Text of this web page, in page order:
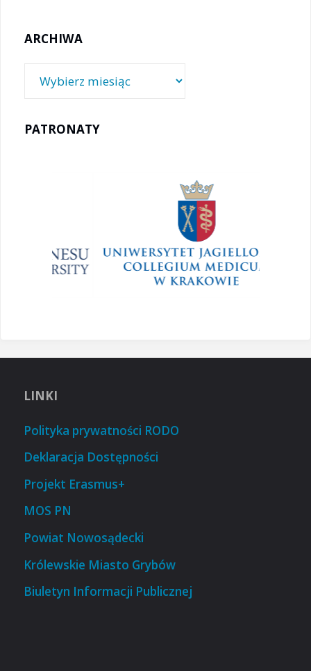
ARCHIWA
PATRONATY
LINKI
Polityka prywatności RODO
Deklaracja Dostępności
Projekt Erasmus+
MOS PN
Powiat Nowosądecki
Królewskie Miasto Grybów
Biuletyn Informacji Publicznej